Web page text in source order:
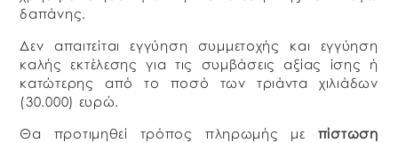
δαπάνης.
Δεν απαιτείται εγγύηση συμμετοχής και εγγύηση
καλής εκτέλεσης για τις συμβάσεις αξίας ίσης ή
κατώτερης από το ποσό των τριάντα χιλιάδων
(30.000) ευρώ.
Θα προτιμηθεί τρόπος πληρωμής με πίστωση